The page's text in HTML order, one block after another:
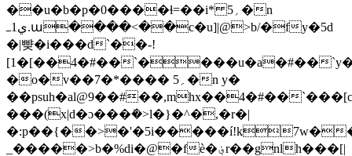
��u�b�p�0����ɬ=��i* 5؍�n
�|뺮�i���d`��-!
[1�[��4�#��`����u�a�#��
�o�v��7�*���� 5؍�n y�
��psuh�al@9��#��,mhx��4�#��
���(x|d�ɔ���ܺ�>l�}�^�,�r�|
�:p��{��>�'�5i�����í!k7w�
_�����>b�%di�@�fѐ�؋r��gnlh���[|